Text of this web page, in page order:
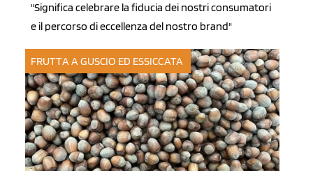
"Significa celebrare la fiducia dei nostri consumatori
e il percorso di eccellenza del nostro brand"
FRUTTA A GUSCIO ED ESSICCATA